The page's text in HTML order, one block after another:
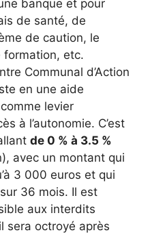
banque et pour
de santé, de
de caution, le
formation, etc.
Communal d’Action
en une aide
levier
à l’autonomie. C’est
de 0 % à 3.5 %
avec un montant qui
3 000 euros et qui
36 mois. Il est
aux interdits
sera octroyé après